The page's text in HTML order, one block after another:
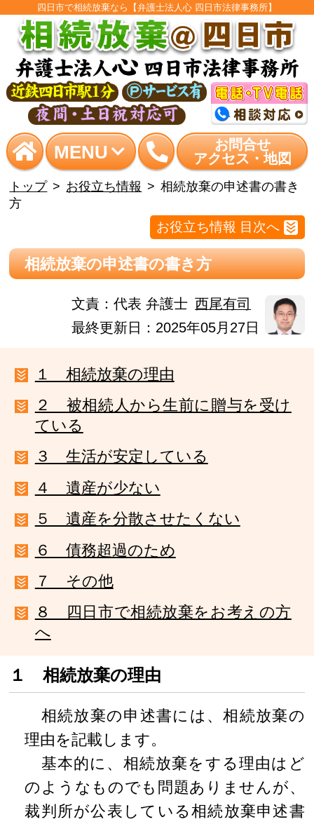
四日市で相続放棄なら【弁護士法人心 四日市法律事務所】
MENU
お問合せ
アクセス・地図
トップ お役立ち情報
相続放棄の申述書の書き
方
お役立ち情報 目次へ
相続放棄の申述書の書き方
文責：代表 弁護士 西尾有司
最終更新日：2025年05月27日
１ 相続放棄の理由
２ 被相続人から生前に贈与を受け
ている
３ 生活が安定している
４ 遺産が少ない
５ 遺産を分散させたくない
６ 債務超過のため
７ その他
８ 四日市で相続放棄をお考えの方
へ
１ 相続放棄の理由
相続放棄の申述書には、相続放棄の
理由を記載します。
基本的に、相続放棄をする理由はど
のようなものでも問題ありませんが、
裁判所が公表している相続放棄申述書